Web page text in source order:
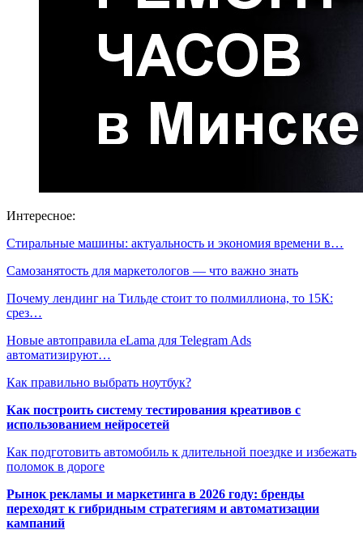
Интересное:
Стиральные машины: актуальность и экономия времени в…
Самозанятость для маркетологов — что важно знать
Почему лендинг на Тильде стоит то полмиллиона, то 15К:
срез…
Новые автоправила eLama для Telegram Ads
автоматизируют…
Как правильно выбрать ноутбук?
Как построить систему тестирования креативов с
использованием нейросетей
Как подготовить автомобиль к длительной поездке и избежать
поломок в дороге
Рынок рекламы и маркетинга в 2026 году: бренды
переходят к гибридным стратегиям и автоматизации
кампаний